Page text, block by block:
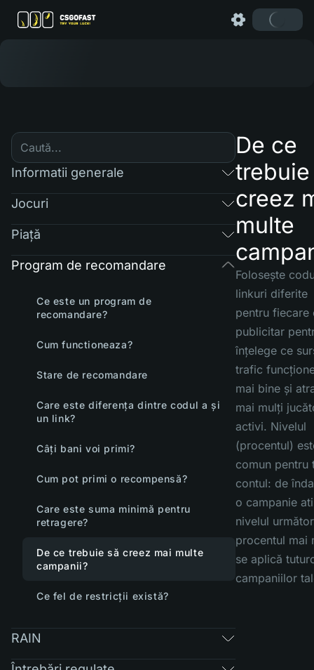
Informatii generale
Jocuri
Piaţă
Program de recomandare
Ce este un program de
recomandare?
Cum functioneaza?
Stare de recomandare
Care este diferența dintre codul a și
un link?
Câți bani voi primi?
Cum pot primi o recompensă?
Care este suma minimă pentru
retragere?
De ce trebuie să creez mai multe
campanii?
Ce fel de restricții există?
RAIN
De ce
creez
multe
Folosește
linkuri diferite
pentru fiecare
publicitar
înțelege ce
trafic
mai bine și
mai mulți
activi. Nivelul
(procentul)
comun pentru
contul: de
o campanie
nivelul
procentul mai
se aplică
campaniilor